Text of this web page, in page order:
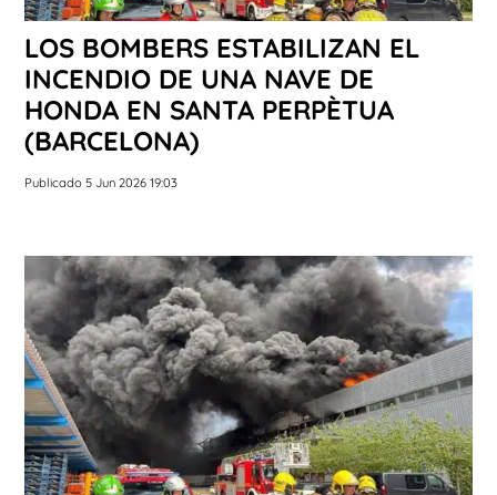
LOS BOMBERS ESTABILIZAN EL
INCENDIO DE UNA NAVE DE
HONDA EN SANTA PERPÈTUA
(BARCELONA)
Publicado 5 Jun 2026 19:03